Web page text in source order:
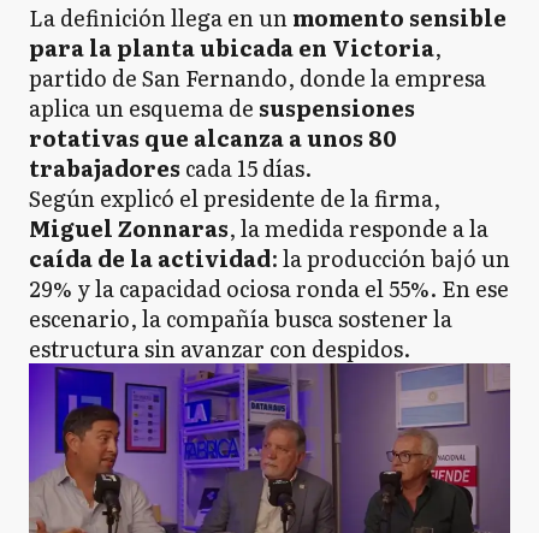
La definición llega en unmomento sensible
para la planta ubicada en Victoria,
partido de San Fernando, donde la empresa
aplica un esquema de suspensiones
rotativas que alcanza a unos 80
trabajadores cada 15 días.
Según explicó el presidente de la firma,
Miguel Zonnaras, la medida responde a la
caída de la actividad: la producción bajó un
29% y la capacidad ociosa ronda el 55%. En ese
escenario, la compañía busca sostener la
estructura sin avanzar con despidos.